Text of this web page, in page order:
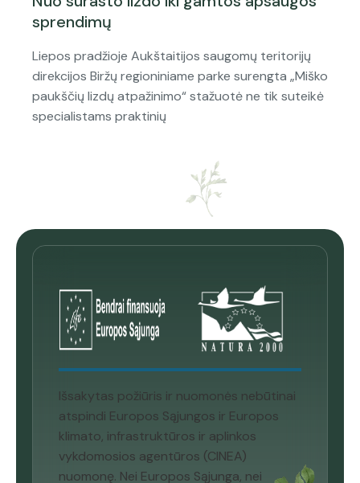
sprendimų
Liepos pradžioje Aukštaitijos saugomų teritorijų
direkcijos Biržų regioniniame parke surengta „Miško
paukščių lizdų atpažinimo“ stažuotė ne tik suteikė
specialistams praktinių
Išsakytas požiūris ir nuomonės nebūtinai
atspindi Europos Sąjungos ir Europos
klimato, infrastruktūros ir aplinkos
vykdomosios agentūros (CINEA)
nuomonę. Nei Europos Sąjunga, nei